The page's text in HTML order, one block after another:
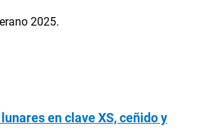
en clave XS, ceñido y